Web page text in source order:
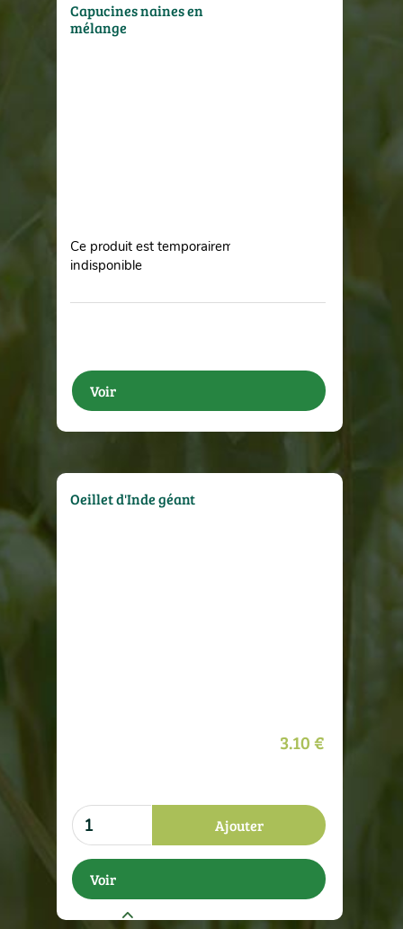
Capucines naines en
mélange
Ce produit est temporairement
indisponible
Voir
Oeillet d'Inde géant
3.10 €
Ajouter
Voir